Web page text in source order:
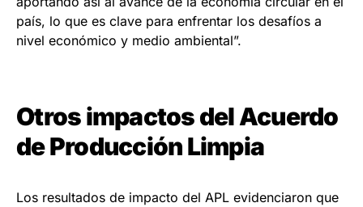
país, lo que es clave para enfrentar los desafíos a
nivel económico y medio ambiental”.
Otros impactos del Acuerdo
de Producción Limpia
Los resultados de impacto del APL evidenciaron que